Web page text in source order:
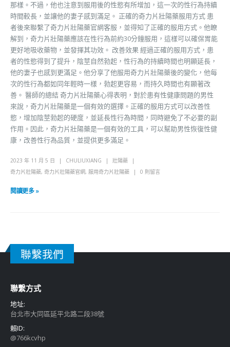
那樣。不過，他也注意到服用後的性慾有所增加，這一次的性行為持續
時間較長，並讓他的妻子感到滿足。 正確的奇力片壯陽藥服用方式 患
者後來聯繫了奇力片壯陽藥官網客服，並得知了正確的服用方式。他瞭
解到，奇力片壯陽藥應該在性行為前約30分鐘服用，這樣可以確保胃能
更好地吸收藥物，並發揮其功效。 改善效果 經過正確的服用方式，患
者的性慾得到了提升，陰莖自然勃起，性行為的持續時間也明顯延長，
他的妻子也感到更滿足。他分享了他服用奇力片壯陽藥後的變化，他每
次的性行為都如同年輕時一樣，勃起更容易，而持久時間也有顯著改
善。 醫師的總結 奇力片壯陽藥心得表明，對於患有性健康問題的男性
來說，奇力片壯陽藥是一個有效的選擇。正確的服用方式可以改善性
慾，增加陰莖勃起的硬度，並延長性行為時間，同時避免了不必要的副
作用。因此，奇力片壯陽藥是一個有效的工具，可以幫助男性恢復性健
康，改善性行為品質，並提供更多滿足。
2023 年 11 月 5 日 CHULIUXIANG
壯陽藥
奇力片壯陽藥, 奇力片壯陽藥官網, 服用奇力片壯陽藥 0 則留言
閱讀更多 »
聯繫我們
聯繫方式
地址:
台北市大同區延平北路二段38號
賴ID:
@766kcvhp